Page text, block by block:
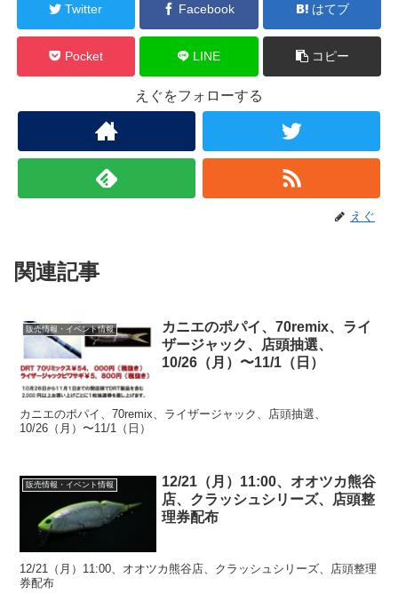
Twitter Facebook はてブ
Pocket LINE コピー
えぐをフォローする
えぐ
関連記事
販売情報・イベント情報
カニエのポパイ、70remix、ライ
ザージャック、店頭抽選、
10/26（月）〜11/1（日）
カニエのポパイ、70remix、ライザージャック、店頭抽選、
10/26（月）〜11/1（日）
販売情報・イベント情報
12/21（月）11:00、オオツカ熊谷
店、クラッシュシリーズ、店頭整
理券配布
12/21（月）11:00、オオツカ熊谷店、クラッシュシリーズ、店頭整理
券配布